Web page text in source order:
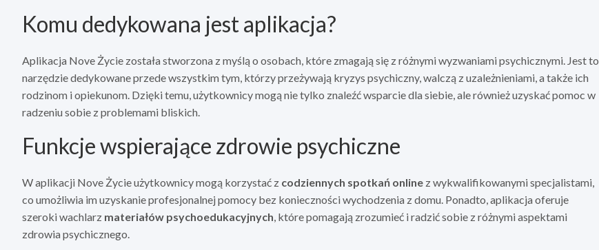
Komu dedykowana jest aplikacja?
Aplikacja Nove Życie została stworzona z myślą o osobach, które zmagają się z różnymi wyzwaniami psychicznymi. Jest to
narzędzie dedykowane przede wszystkim tym, którzy przeżywają kryzys psychiczny, walczą z uzależnieniami, a także ich
rodzinom i opiekunom. Dzięki temu, użytkownicy mogą nie tylko znaleźć wsparcie dla siebie, ale również uzyskać pomoc w
radzeniu sobie z problemami bliskich.
Funkcje wspierające zdrowie psychiczne
W aplikacji Nove Życie użytkownicy mogą korzystać z codziennych spotkań online z wykwalifikowanymi specjalistami,
co umożliwia im uzyskanie profesjonalnej pomocy bez konieczności wychodzenia z domu. Ponadto, aplikacja oferuje
szeroki wachlarz materiałów psychoedukacyjnych, które pomagają zrozumieć i radzić sobie z różnymi aspektami
zdrowia psychicznego.